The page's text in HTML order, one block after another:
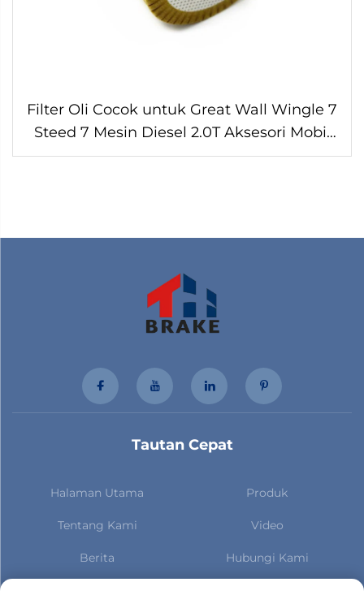
Filter Oli Cocok untuk Great Wall Wingle 7
Steed 7 Mesin Diesel 2.0T Aksesori Mobil
1017100XED95
Tautan Cepat
Halaman Utama Produk
Tentang Kami Video
Berita Hubungi Kami
Berlangganan untuk tetap